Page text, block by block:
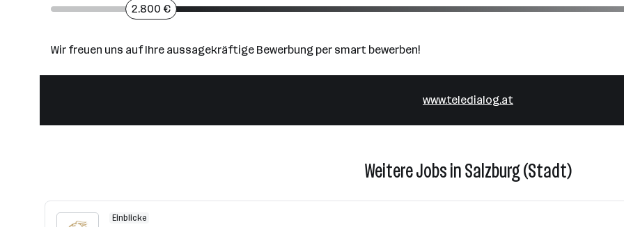
2.800 €
Wir freuen uns auf Ihre aussagekräftige Bewerbung per smart bewerben!
www.teledialog.at
Weitere Jobs in Salzburg (Stadt)
Einblicke